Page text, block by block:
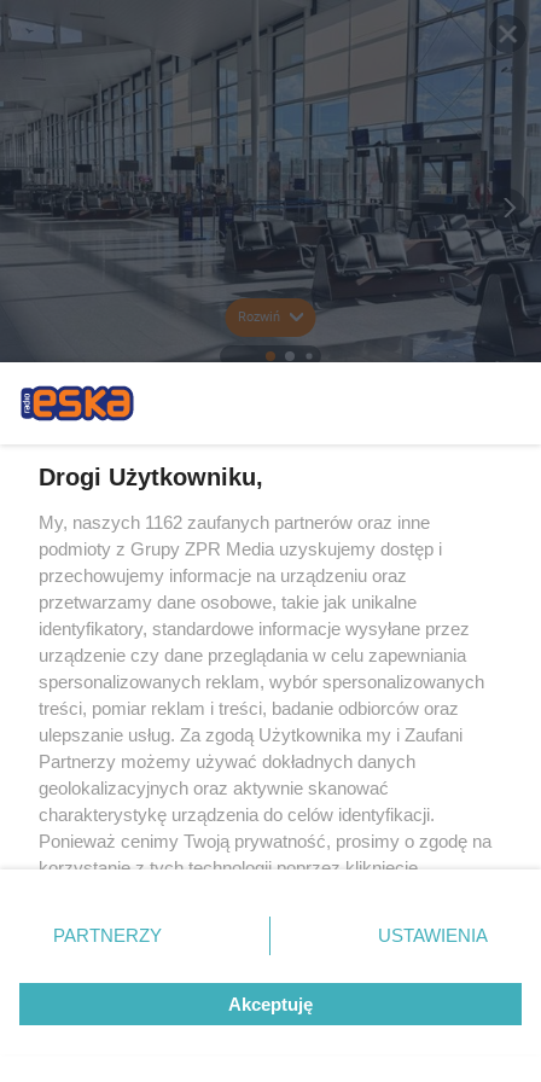
Rozwiń
Drogi Użytkowniku,
My, naszych 1162 zaufanych partnerów oraz inne
podmioty z Grupy ZPR Media uzyskujemy dostęp i
przechowujemy informacje na urządzeniu oraz
przetwarzamy dane osobowe, takie jak unikalne
identyfikatory, standardowe informacje wysyłane przez
urządzenie czy dane przeglądania w celu zapewniania
spersonalizowanych reklam, wybór spersonalizowanych
treści, pomiar reklam i treści, badanie odbiorców oraz
ulepszanie usług. Za zgodą Użytkownika my i Zaufani
Partnerzy możemy używać dokładnych danych
geolokalizacyjnych oraz aktywnie skanować
charakterystykę urządzenia do celów identyfikacji.
Ponieważ cenimy Twoją prywatność, prosimy o zgodę na
korzystanie z tych technologii poprzez kliknięcie
zmienić/wycofać klikając przycisk ustawień prywatności
znajdujący się w lewym dolnym rogu strony
rodzaje przetwarzania danych nie wymagają zgody
użytkownika, ale masz prawo sprzeciwić się takiemu
przetwarzaniu. Preferencje będą miały zastosowanie tylko
PARTNERZY USTAWIENIA
Akceptuję